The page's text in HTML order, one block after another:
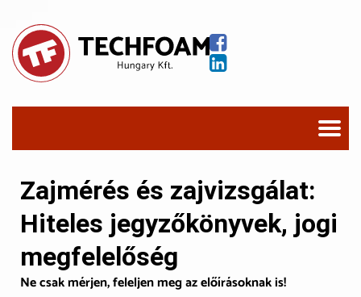
Zajmérés és zajvizsgálat:
Hiteles jegyzőkönyvek, jogi
megfelelőség
Ne csak mérjen, feleljen meg az előírásoknak is!